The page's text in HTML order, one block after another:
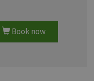
Book now